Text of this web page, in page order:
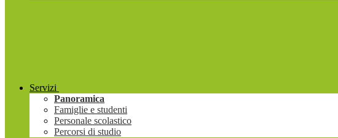
Servizi
Panoramica
Famiglie e studenti
Personale scolastico
Percorsi di studio